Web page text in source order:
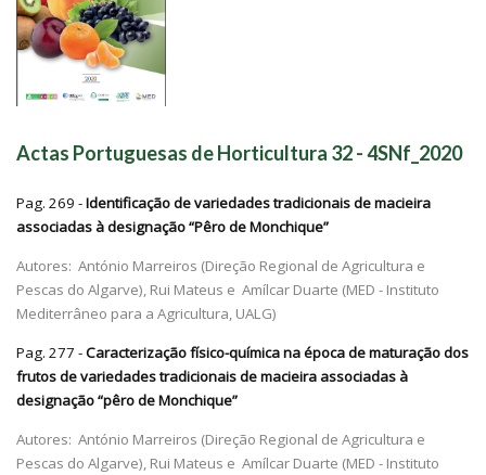
Actas Portuguesas de Horticultura 32 - 4SNf_2020
Pag. 269 -Identificação de variedades tradicionais de macieira
associadas à designação “Pêro de Monchique”
Autores: António Marreiros (Direção Regional de Agricultura e
Pescas do Algarve), Rui Mateus e Amílcar Duarte (MED - Instituto
Mediterrâneo para a Agricultura, UALG)
Pag. 277 -Caracterização físico-química na época de maturação dos
frutos de variedades tradicionais de macieira associadas à
designação “pêro de Monchique”
Autores: António Marreiros (Direção Regional de Agricultura e
Pescas do Algarve), Rui Mateus e Amílcar Duarte (MED - Instituto